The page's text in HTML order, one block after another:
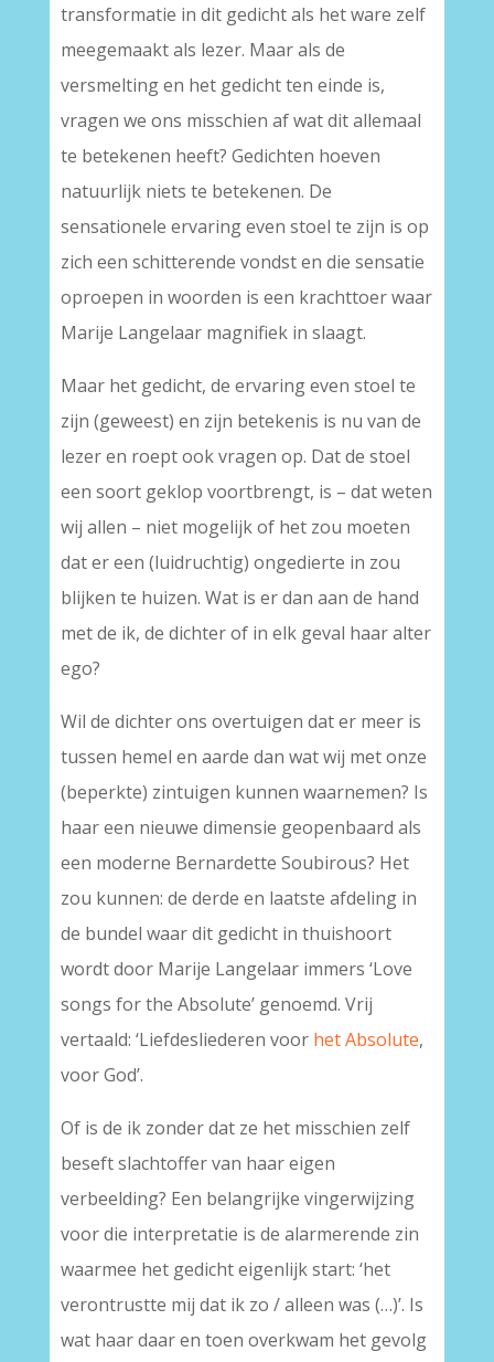
transformatie in dit gedicht als het ware zelf
meegemaakt als lezer. Maar als de
versmelting en het gedicht ten einde is,
vragen we ons misschien af wat dit allemaal
te betekenen heeft? Gedichten hoeven
natuurlijk niets te betekenen. De
sensationele ervaring even stoel te zijn is op
zich een schitterende vondst en die sensatie
oproepen in woorden is een krachttoer waar
Marije Langelaar magnifiek in slaagt.
Maar het gedicht, de ervaring even stoel te
zijn (geweest) en zijn betekenis is nu van de
lezer en roept ook vragen op. Dat de stoel
een soort geklop voortbrengt, is – dat weten
wij allen – niet mogelijk of het zou moeten
dat er een (luidruchtig) ongedierte in zou
blijken te huizen. Wat is er dan aan de hand
met de ik, de dichter of in elk geval haar alter
ego?
Wil de dichter ons overtuigen dat er meer is
tussen hemel en aarde dan wat wij met onze
(beperkte) zintuigen kunnen waarnemen? Is
haar een nieuwe dimensie geopenbaard als
een moderne Bernardette Soubirous? Het
zou kunnen: de derde en laatste afdeling in
de bundel waar dit gedicht in thuishoort
wordt door Marije Langelaar immers ‘Love
songs for the Absolute’ genoemd. Vrij
vertaald: ‘Liefdesliederen voor het Absolute,
voor God’.
Of is de ik zonder dat ze het misschien zelf
beseft slachtoffer van haar eigen
verbeelding? Een belangrijke vingerwijzing
voor die interpretatie is de alarmerende zin
waarmee het gedicht eigenlijk start: ‘het
verontrustte mij dat ik zo / alleen was (…)’. Is
wat haar daar en toen overkwam het gevolg